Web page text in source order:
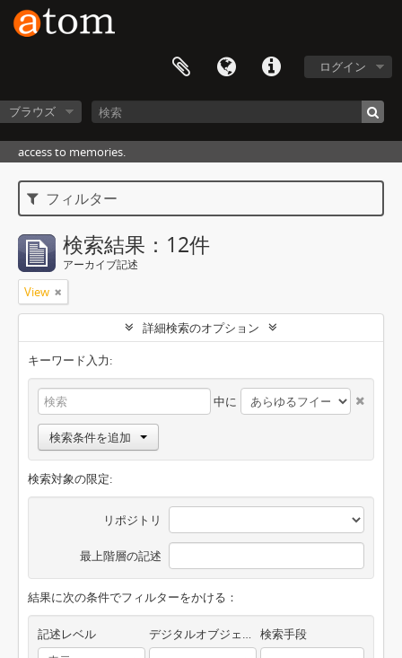
ログイン
ブラウズ
access to memories.
フィルター
検索結果：12件
アーカイブ記述
View
詳細検索のオプション
キーワード入力:
中に
検索条件を追加
検索対象の限定:
リポジトリ
最上階層の記述
結果に次の条件でフィルターをかける：
記述レベル デジタルオブジェクトの有無 検索手段